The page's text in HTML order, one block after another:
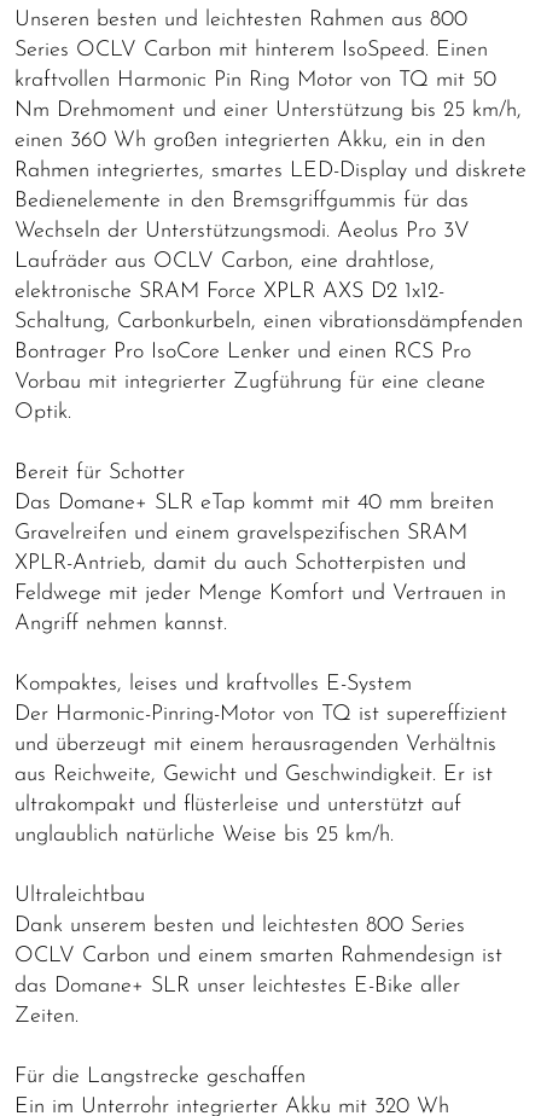
Unseren besten und leichtesten Rahmen aus 800
Series OCLV Carbon mit hinterem IsoSpeed. Einen
kraftvollen Harmonic Pin Ring Motor von TQ mit 50
Nm Drehmoment und einer Unterstützung bis 25 km/h,
einen 360 Wh großen integrierten Akku, ein in den
Rahmen integriertes, smartes LED-Display und diskrete
Bedienelemente in den Bremsgriffgummis für das
Wechseln der Unterstützungsmodi. Aeolus Pro 3V
Laufräder aus OCLV Carbon, eine drahtlose,
elektronische SRAM Force XPLR AXS D2 1x12-
Schaltung, Carbonkurbeln, einen vibrationsdämpfenden
Bontrager Pro IsoCore Lenker und einen RCS Pro
Vorbau mit integrierter Zugführung für eine cleane
Optik.
Bereit für Schotter
Das Domane+ SLR eTap kommt mit 40 mm breiten
Gravelreifen und einem gravelspezifischen SRAM
XPLR-Antrieb, damit du auch Schotterpisten und
Feldwege mit jeder Menge Komfort und Vertrauen in
Angriff nehmen kannst.
Kompaktes, leises und kraftvolles E-System
Der Harmonic-Pinring-Motor von TQ ist supereffizient
und überzeugt mit einem herausragenden Verhältnis
aus Reichweite, Gewicht und Geschwindigkeit. Er ist
ultrakompakt und flüsterleise und unterstützt auf
unglaublich natürliche Weise bis 25 km/h.
Ultraleichtbau
Dank unserem besten und leichtesten 800 Series
OCLV Carbon und einem smarten Rahmendesign ist
das Domane+ SLR unser leichtestes E-Bike aller
Zeiten.
Für die Langstrecke geschaffen
Ein im Unterrohr integrierter Akku mit 320 Wh